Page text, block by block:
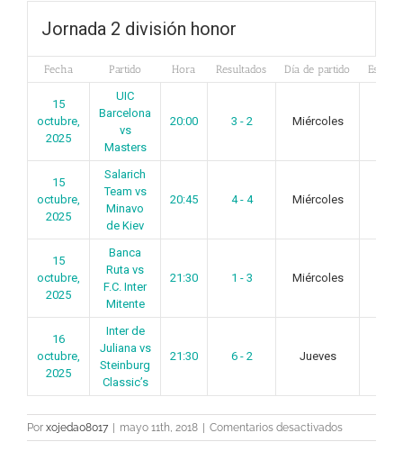
Jornada 2 división honor
Fecha Partido Hora Resultados Día de partido Estado
15
octubre,
2025
UIC
Barcelona
vs
Masters
20:00 3 - 2 Miércoles
15
octubre,
2025
Salarich
Team vs
Minavo
de Kiev
20:45 4 - 4 Miércoles
15
octubre,
2025
Banca
Ruta vs
F.C. Inter
Mitente
21:30 1 - 3 Miércoles
16
octubre,
2025
Inter de
Juliana vs
Steinburg
Classic’s
21:30 6 - 2 Jueves
Por xojeda08017 mayo 11th, 2018 Comentarios desactivadosen
Jornada